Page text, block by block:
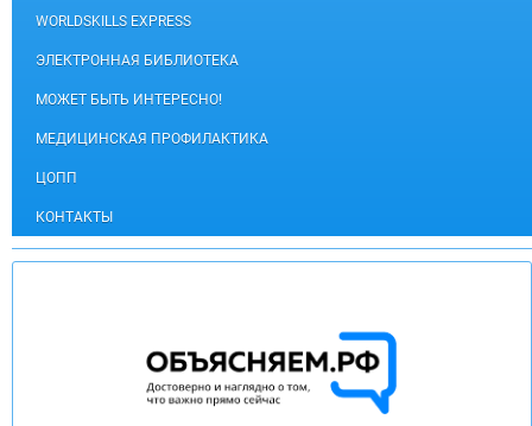
WORLDSKILLS EXPRESS
ЭЛЕКТРОННАЯ БИБЛИОТЕКА
МОЖЕТ БЫТЬ ИНТЕРЕСНО!
МЕДИЦИНСКАЯ ПРОФИЛАКТИКА
ЦОПП
КОНТАКТЫ